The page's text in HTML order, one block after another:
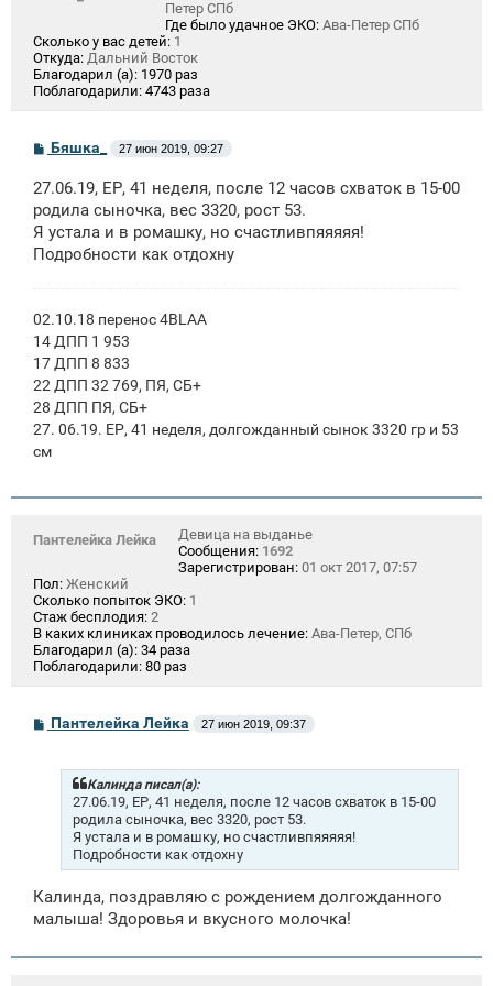
Петер СПб
Где было удачное ЭКО: Ава-Петер СПб
Сколько у вас детей: 1
Откуда: Дальний Восток
Благодарил (а): 1970 раз
Поблагодарили: 4743 раза
С
б
щ
е
н
и
Бяшка_ 27 июн 2019, 09:27
27.06.19, ЕР, 41 неделя, после 12 часов схваток в 15-00
родила сыночка, вес 3320, рост 53.
Я устала и в ромашку, но счастливпяяяяя!
Подробности как отдохну
02.10.18 перенос 4BLAA
14 ДПП 1 953
17 ДПП 8 833
22 ДПП 32 769, ПЯ, СБ+
28 ДПП ПЯ, СБ+
27. 06.19. ЕР, 41 неделя, долгожданный сынок 3320 гр и 53
см
Пантелейка Лейка
Девица на выданье
Сообщения: 1692
Зарегистрирован: 01 окт 2017, 07:57
Пол: Женский
Сколько попыток ЭКО: 1
Стаж бесплодия: 2
В каких клиниках проводилось лечение: Ава-Петер, СПб
Благодарил (а): 34 раза
Поблагодарили: 80 раз
СПантелейка Лейка 27 июн 2019, 09:37
Калинда писал(а):
27.06.19, ЕР, 41 неделя, после 12 часов схваток в 15-00
родила сыночка, вес 3320, рост 53.
Я устала и в ромашку, но счастливпяяяяя!
Подробности как отдохну
Калинда, поздравляю с рождением долгожданного
малыша! Здоровья и вкусного молочка!